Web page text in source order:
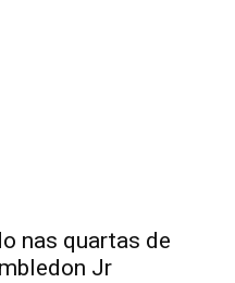
nas quartas de
Jr